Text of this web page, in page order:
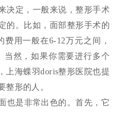
决定，一般来说，整形手术
的。比如，面部整形手术的
用一般在6-12万元之间，
当然，如果你需要进行多个
上海蝶羽doris整形医院也提
整形的人。
也是非常出色的。首先，它